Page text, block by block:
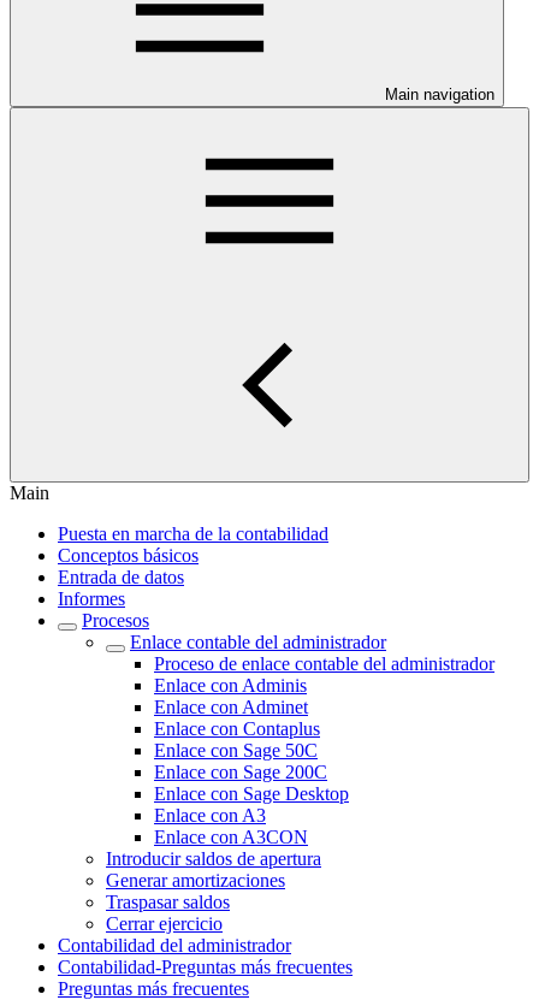
Main navigation
Main
Puesta en marcha de la contabilidad
Conceptos básicos
Entrada de datos
Informes
Procesos
Enlace contable del administrador
Proceso de enlace contable del administrador
Enlace con Adminis
Enlace con Adminet
Enlace con Contaplus
Enlace con Sage 50C
Enlace con Sage 200C
Enlace con Sage Desktop
Enlace con A3
Enlace con A3CON
Introducir saldos de apertura
Generar amortizaciones
Traspasar saldos
Cerrar ejercicio
Contabilidad del administrador
Contabilidad-Preguntas más frecuentes
Preguntas más frecuentes